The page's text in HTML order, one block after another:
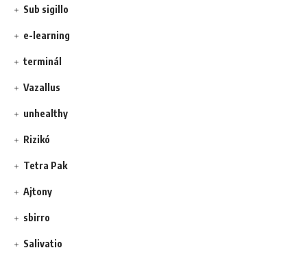
Sub sigillo
e-learning
terminál
Vazallus
unhealthy
Rizikó
Tetra Pak
Ajtony
sbirro
Salivatio